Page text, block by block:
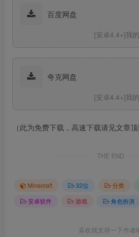
百度网盘
[安卓4.4+]我
夸克网盘
[安卓4.4+]我
（此为免费下载，高速下载请见文章顶
THE END
Minecraft 32位 分类
安卓软件
游戏 角色扮演
喜欢就支持一下作者